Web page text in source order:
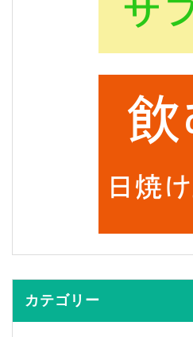
カテゴリー